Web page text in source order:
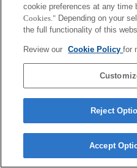
cookie preferences at any time
Cookies." Depending on your
the full functionality of this
Review our Cookie Policyfor
Reject
Accept